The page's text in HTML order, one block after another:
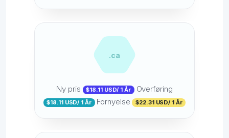
.ca
Ny pris $18.11 USD/ 1 År Overføring
$18.11 USD/ 1 År Fornyelse $22.31 USD/ 1 År